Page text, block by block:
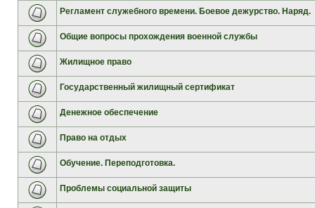
Регламент служебного времени. Боевое дежурство. Наряд.
Общие вопросы прохождения военной службы
Жилищное право
Государственный жилищный сертификат
Денежное обеспечение
Право на отдых
Обучение. Переподготовка.
Проблемы социальной защиты